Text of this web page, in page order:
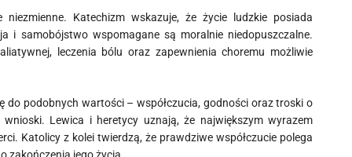
Katechizm wskazuje, że życie ludzkie posiada
i samobójstwo wspomagane są moralnie niedopuszczalne.
leczenia bólu oraz zapewnienia choremu możliwie
do podobnych wartości – współczucia, godności oraz troski o
Lewica i heretycy uznają, że największym wyrazem
Katolicy z kolei twierdzą, że prawdziwe współczucie polega